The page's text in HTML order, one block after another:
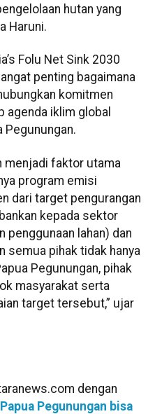
hutan yang
Haruni.
Folu Net Sink 2030
penting bagaimana
komitmen
agenda iklim global
Pegunungan.
menjadi faktor utama
program emisi
dari target pengurangan
kepada sektor
penggunaan lahan) dan
semua pihak tidak hanya
Pegunungan, pihak
masyarakat serta
target tersebut,” ujar
dengan
Pegunungan bisa